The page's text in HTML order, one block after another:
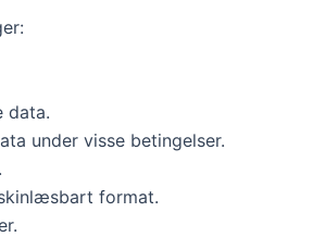
data.
under visse betingelser.
format.